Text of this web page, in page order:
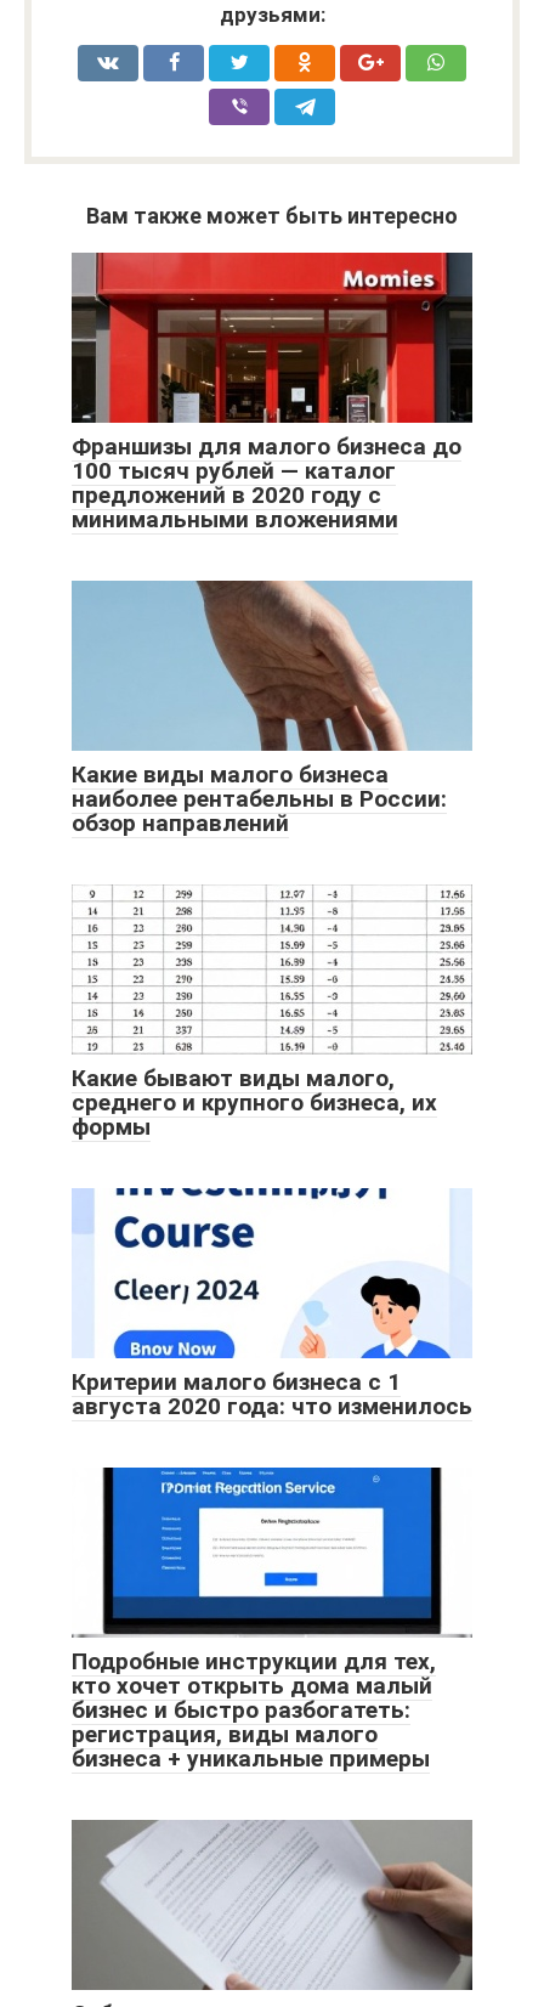
друзьями:
Вам также может быть интересно
Франшизы для малого бизнеса до
100 тысяч рублей — каталог
предложений в 2020 году с
минимальными вложениями
Какие виды малого бизнеса
наиболее рентабельны в России:
обзор направлений
Какие бывают виды малого,
среднего и крупного бизнеса, их
формы
Критерии малого бизнеса с 1
августа 2020 года: что изменилось
Подробные инструкции для тех,
кто хочет открыть дома малый
бизнес и быстро разбогатеть:
регистрация, виды малого
бизнеса + уникальные примеры